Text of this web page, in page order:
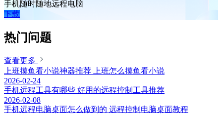
手机随时随地远程电脑
下载
热门问题
查看更多
上班摸鱼看小说神器推荐 上班怎么摸鱼看小说
2026-02-24
手机远程工具有哪些 好用的远程控制工具推荐
2026-02-08
手机远程电脑桌面怎么做到的 远程控制电脑桌面教程